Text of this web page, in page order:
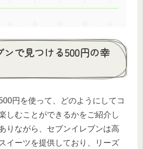
で見つける500円の幸
円を使って、どのようにしてコ
しむことができるかをご紹介し
りながら、セブンイレブンは高
イーツを提供しており、リーズ